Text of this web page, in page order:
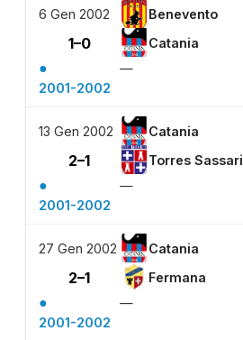
6 Gen 2002 Benevento
1–0 Catania
●
—
2001-2002
13 Gen 2002 Catania
2–1 Torres Sassari
●
—
2001-2002
27 Gen 2002 Catania
2–1 Fermana
●
—
2001-2002